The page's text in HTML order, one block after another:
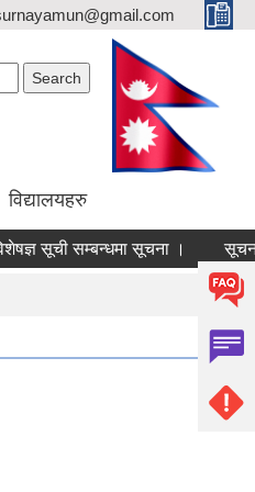
विद्यालयहरु
सूची सम्बन्धमा सूचना ।